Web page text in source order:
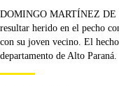
DOMINGO MARTÍNEZ DE
resultar herido en el pecho
con su joven vecino. El
departamento de Alto Paraná.